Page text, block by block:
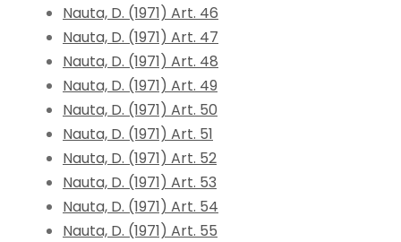
Nauta, D. (1971) Art. 46
Nauta, D. (1971) Art. 47
Nauta, D. (1971) Art. 48
Nauta, D. (1971) Art. 49
Nauta, D. (1971) Art. 50
Nauta, D. (1971) Art. 51
Nauta, D. (1971) Art. 52
Nauta, D. (1971) Art. 53
Nauta, D. (1971) Art. 54
Nauta, D. (1971) Art. 55